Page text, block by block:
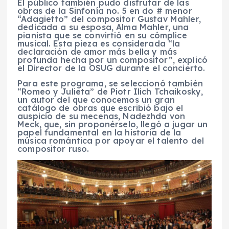
El público también pudo disfrutar de las
obras de la Sinfonía no. 5 en do # menor
“Adagietto” del compositor Gustav Mahler,
dedicada a su esposa, Alma Mahler, una
pianista que se convirtió en su cómplice
musical. Esta pieza es considerada “la
declaración de amor más bella y más
profunda hecha por un compositor”, explicó
el Director de la OSUG durante el concierto.
Para este programa, se seleccionó también
“Romeo y Julieta” de Piotr Ilich Tchaikosky,
un autor del que conocemos un gran
catálogo de obras que escribió bajo el
auspicio de su mecenas, Nadezhda von
Meck, que, sin proponérselo, llegó a jugar un
papel fundamental en la historia de la
música romántica por apoyar el talento del
compositor ruso.